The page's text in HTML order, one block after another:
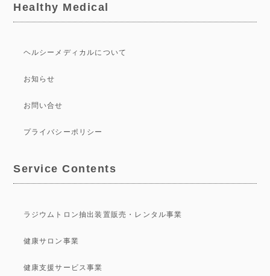
当社は利用者の個人情報を「利用目的」で定めた範囲内で利用
します。
たしません。
1. 利用者によりあらかじめ同意を得ている会社・団体に提供す
2. 法令に基づく場合
あって、利用者の同意を得ることが困難であるとき。
法令の定める事務を遂行することに対して協力する必要がある
に支障をおよぼす恐れがあるとき。
Healthy Medical
ヘルシーメディカルについて
お知らせ
お問い合せ
プライバシーポリシー
Service Contents
ラジウムトロン抽出装置販売・レンタル事業
健康サロン事業
健康支援サービス事業